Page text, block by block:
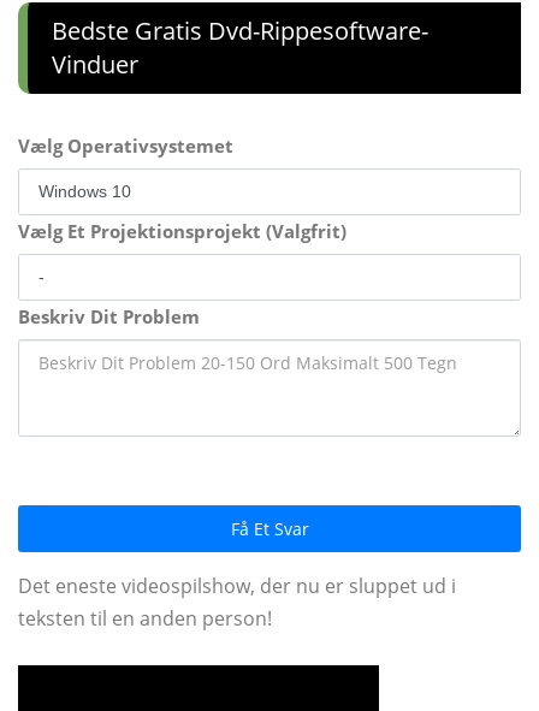
Bedste Gratis Dvd-Rippesoftware-
Vinduer
Vælg Operativsystemet
Vælg Et Projektionsprojekt (Valgfrit)
Beskriv Dit Problem
Få Et Svar
Det eneste videospilshow, der nu er sluppet ud i
teksten til en anden person!